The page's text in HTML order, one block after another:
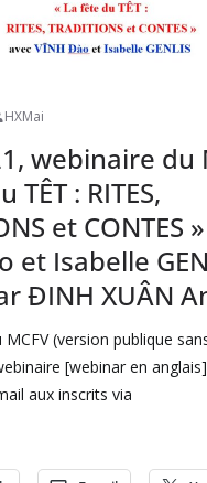
HXMai
webinaire du
TÊT : RITES,
et CONTES
et Isabelle
ĐINH XUÂN
MCFV (version publique
[webinar en
aux inscrits via